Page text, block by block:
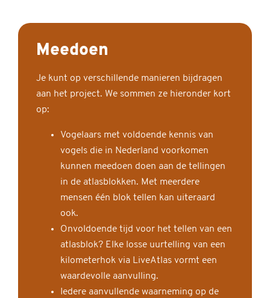
Meedoen
Je kunt op verschillende manieren bijdragen
aan het project. We sommen ze hieronder kort
op:
Vogelaars met voldoende kennis van
vogels die in Nederland voorkomen
kunnen meedoen doen aan de tellingen
in de atlasblokken. Met meerdere
mensen één blok tellen kan uiteraard
ook.
Onvoldoende tijd voor het tellen van een
atlasblok? Elke losse uurtelling van een
kilometerhok via LiveAtlas vormt een
waardevolle aanvulling.
Iedere aanvullende waarneming op de